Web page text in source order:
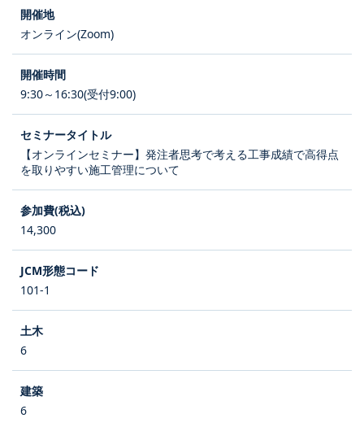
オンライン(Zoom)
9:30～16:30(受付9:00)
【オンラインセミナー】発注者思考で考える工事成績で高得点
を取りやすい施工管理について
14,300
101-1
6
6